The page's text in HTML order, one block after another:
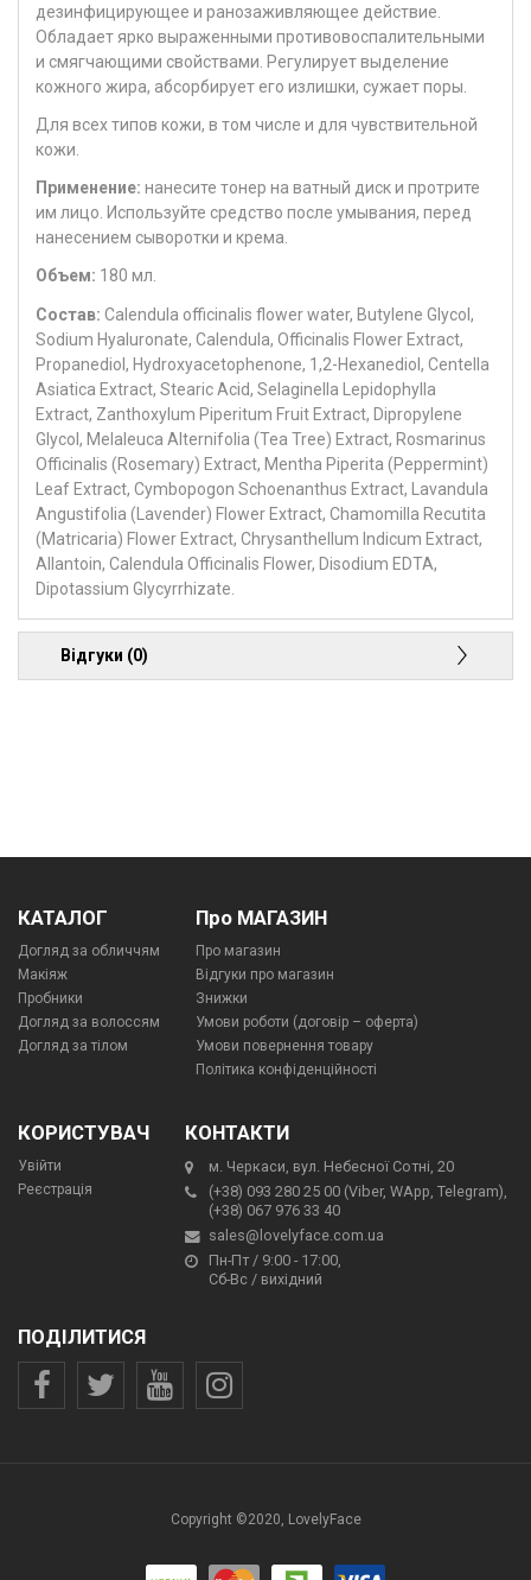
дезинфицирующее и ранозаживляющее действие.
Обладает ярко выраженными противовоспалительными
и смягчающими свойствами. Регулирует выделение
кожного жира, абсорбирует его излишки, сужает поры.
Для всех типов кожи, в том числе и для чувствительной
кожи.
Применение: нанесите тонер на ватный диск и протрите
им лицо. Используйте средство после умывания, перед
нанесением сыворотки и крема.
Объем: 180 мл.
Состав: Calendula officinalis flower water, Butylene Glycol,
Sodium Hyaluronate, Calendula, Officinalis Flower Extract,
Propanediol, Hydroxyacetophenone, 1,2-Hexanediol, Centella
Asiatica Extract, Stearic Acid, Selaginella Lepidophylla
Extract, Zanthoxylum Piperitum Fruit Extract, Dipropylene
Glycol, Melaleuca Alternifolia (Tea Tree) Extract, Rosmarinus
Officinalis (Rosemary) Extract, Mentha Piperita (Peppermint)
Leaf Extract, Cymbopogon Schoenanthus Extract, Lavandula
Angustifolia (Lavender) Flower Extract, Chamomilla Recutita
(Matricaria) Flower Extract, Chrysanthellum Indicum Extract,
Allantoin, Calendula Officinalis Flower, Disodium EDTA,
Dipotassium Glycyrrhizate.
Відгуки (0)
КАТАЛОГ
Догляд за обличчям
Макіяж
Пробники
Догляд за волоссям
Догляд за тілом
Про МАГАЗИН
Про магазин
Відгуки про магазин
Знижки
Умови роботи (договір – оферта)
Умови повернення товару
Політика конфіденційності
КОРИСТУВАЧ
Увійти
Реєстрація
КОНТАКТИ
м. Черкаси, вул. Небесної Сотні, 20
(+38) 093 280 25 00 (Viber, WApp, Telegram),
(+38) 067 976 33 40
sales@lovelyface.com.ua
Пн-Пт / 9:00 - 17:00,
Сб-Вс / вихідний
ПОДІЛИТИСЯ
Copyright ©2020, LovelyFace